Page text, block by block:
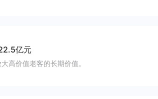
亿元
高价值老客的长期价值。